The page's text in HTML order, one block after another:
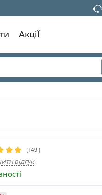
АкціЇ
( 149 )
відгук